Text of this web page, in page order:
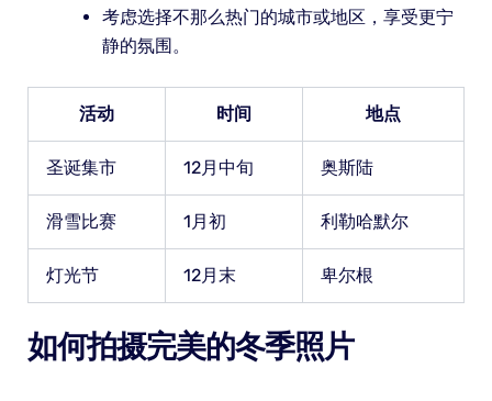
考虑选择不那么热门的城市或地区，享受更宁
静的氛围。
活动 时间 地点
圣诞集市 12月中旬 奥斯陆
滑雪比赛 1月初 利勒哈默尔
灯光节 12月末 卑尔根
如何拍摄完美的冬季照片